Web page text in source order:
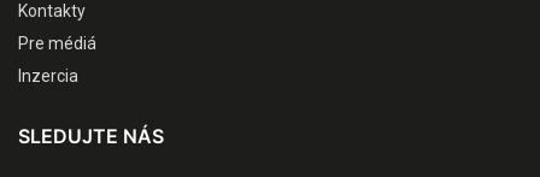
Kontakty
Pre médiá
Inzercia
SLEDUJTE NÁS